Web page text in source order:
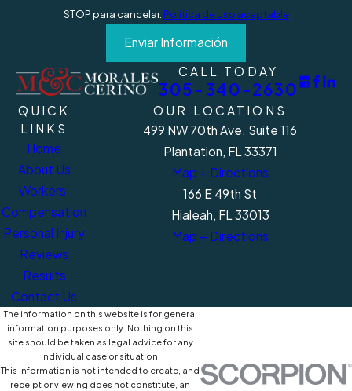
STOP para cancelar. Política de uso aceptable
Enviar Información
CALL TODAY
305-340-2630
QUICK
LINKS
Home
About Us
Workers'
Compensation
Personal Injury
Reviews
Results
Contact Us
OUR LOCATIONS
499 NW 70th Ave. Suite 116
Plantation, FL 33371
Map + Directions
166 E 49th St
Hialeah, FL 33013
Map + Directions
The information on this website is for general
information purposes only. Nothing on this
site should be taken as legal advice for any
individual case or situation.
This information is not intended to create, and
receipt or viewing does not constitute, an